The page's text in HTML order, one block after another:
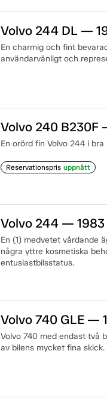
Volvo 244 DL —
En charmig och fint
användarvänligt och
Volvo 240 B230F
En orörd fin Volvo 244 i
Reservationspris uppnått
Volvo 244 — 1983
En (1) medvetet vårdande
några yttre kosmetiska
entusiastbilsstatus.
Volvo 740 GLE —
Volvo 740 med endast två
av bilens mycket fina skick.